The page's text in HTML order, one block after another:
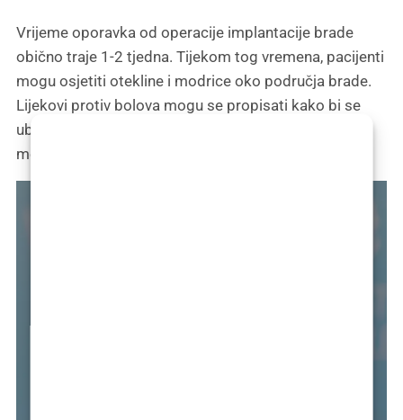
Vrijeme oporavka od operacije implantacije brade
obično traje 1-2 tjedna. Tijekom tog vremena, pacijenti
mogu osjetiti otekline i modrice oko područja brade.
Lijekovi protiv bolova mogu se propisati kako bi se
ublažila nelagoda, a pacijenti će možda morati jesti
meku hranu tijekom početnog razdoblja oporavka.